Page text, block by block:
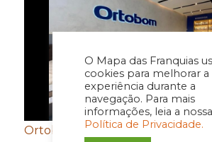
O Mapa das Franquias
cookies para melhorar a
experiência durante a
navegação. Para mais
informações, leia a nossa
Política de Privacidade.
Ortobom aposta em novo